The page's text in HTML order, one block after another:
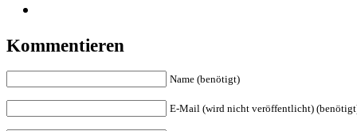
Kommentieren
Name (benötigt)
E-Mail (wird nicht veröffentlicht)